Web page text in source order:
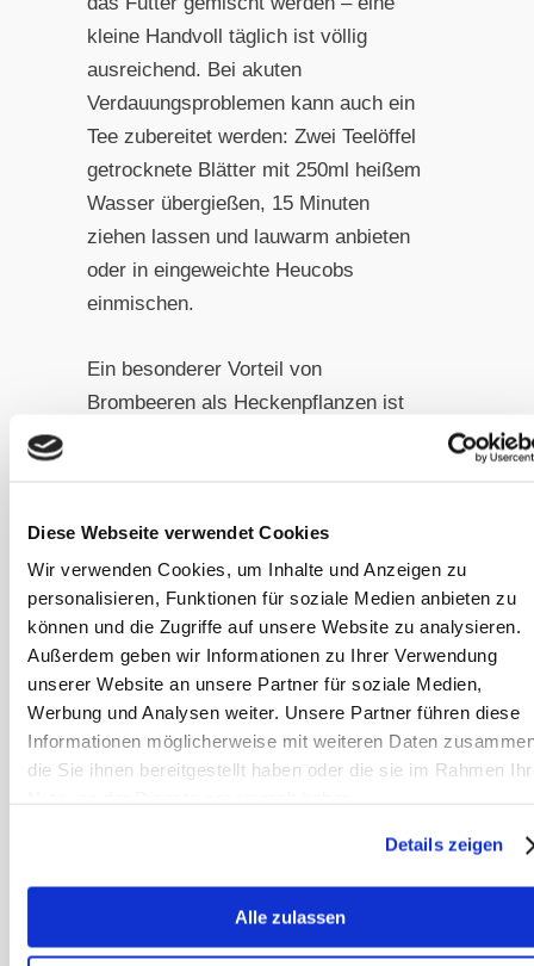
Diese Webseite verwendet Cookies
Wir verwenden Cookies, um Inhalte und Anzeigen zu
personalisieren, Funktionen für soziale Medien anbieten zu
können und die Zugriffe auf unsere Website zu analysieren.
Außerdem geben wir Informationen zu Ihrer Verwendung
unserer Website an unsere Partner für soziale Medien,
Werbung und Analysen weiter. Unsere Partner führen diese
Informationen möglicherweise mit weiteren Daten
die Sie ihnen bereitgestellt haben oder die sie im Rahmen
Details zeigen
Alle zulassen
kleine Handvoll täglich ist völlig
ausreichend. Bei akuten
Verdauungsproblemen kann auch ein
Tee zubereitet werden: Zwei Teelöffel
getrocknete Blätter mit 250ml heißem
Wasser übergießen, 15 Minuten
ziehen lassen und lauwarm anbieten
oder in eingeweichte Heucobs
einmischen.
Ein besonderer Vorteil von
Brombeeren als Heckenpflanzen ist
Triebspitzen knabbern. Selbst im
Winter enthalten die immergrünen
Blätter noch wertvolle Inhaltsstoffe,
wenn auch nicht mehr so viel wie im
Frühjahr.
Für die Heckenpflanzung eignen sich
besonders robuste Sorten, die sich